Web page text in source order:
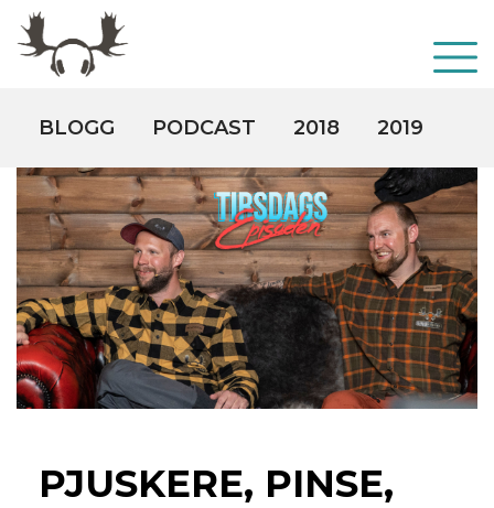
BLOGG PODCAST 2018 2019
PJUSKERE, PINSE,